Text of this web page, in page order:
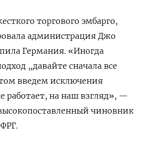
торгового эмбарго,
администрация Джо
Германия. «Иногда
„давайте сначала все
введем исключения
работает, на наш взгляд», —
чиновник